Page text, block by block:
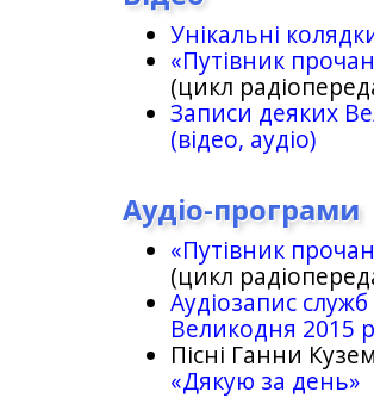
Унікальні
«Путівник
(цикл
Записи деяких
(відео, аудіо)
Аудіо-програми
«Путівник
(цикл
Аудіозапис
Великодня 2015
Пісні Ганни
«Дякую за день»